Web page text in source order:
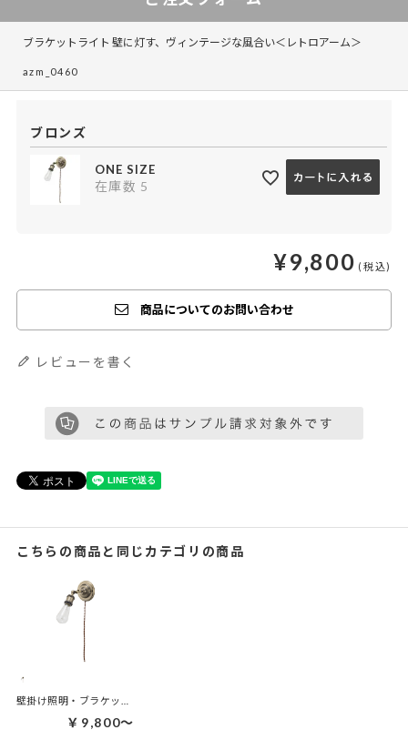
ブラケットライト 壁に灯す、ヴィンテージな風合い＜レトロアーム＞
azm_0460
ブロンズ
ONE SIZE
在庫数 5
¥9,800
商品についてのお問い合わせ
レビューを書く
こちらの商品と同じカテゴリの商品
￥9,800～